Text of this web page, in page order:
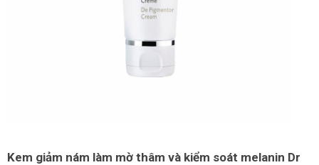
Kem giảm nám làm mờ thâm và kiểm soát melanin Dr